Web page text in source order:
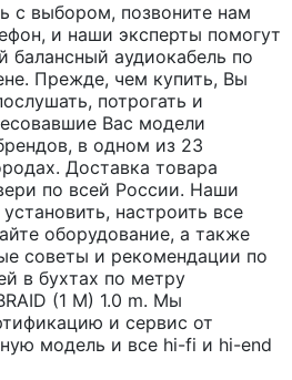
с выбором, позвоните нам
и наши эксперты помогут
балансный аудиокабель по
Прежде, чем купить, Вы
потрогать и
Вас модели
в одном из 23
Доставка товара
по всей России. Наши
настроить все
оборудование, а также
советы и рекомендации по
в бухтах по метру
(1 M) 1.0 m. Мы
и сервис от
модель и все hi-fi и hi-end